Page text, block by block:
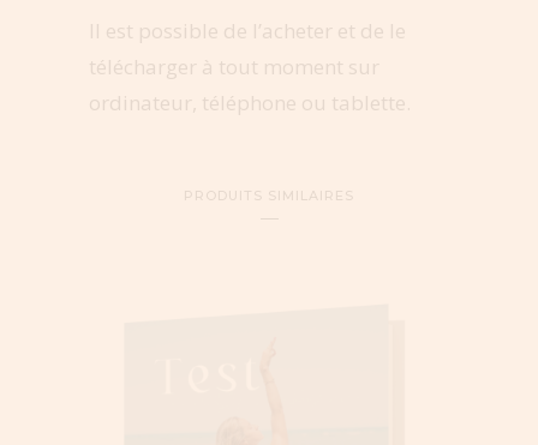
Il est possible de l’acheter et de le
télécharger à tout moment sur
ordinateur, téléphone ou tablette.
PRODUITS SIMILAIRES